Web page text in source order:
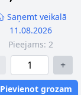
Saņemt veikalā
11.08.2026
Pieejams: 2
+
Pievienot grozam